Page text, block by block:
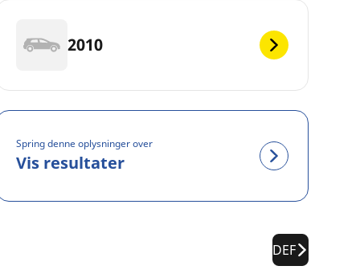
2010
Spring denne oplysninger over
Vis resultater
DEF